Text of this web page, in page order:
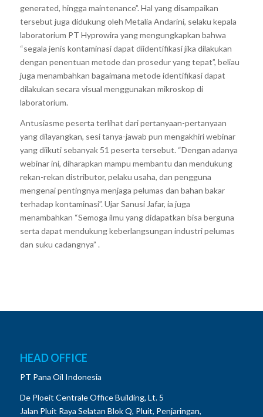
generated, hingga maintenance”. Hal yang disampaikan
tersebut juga didukung oleh Metalia Andarini, selaku kepala
laboratorium PT Hyprowira yang mengungkapkan bahwa
“segala jenis kontaminasi dapat diidentifikasi jika dilakukan
dengan penentuan metode dan prosedur yang tepat”, beliau
juga menambahkan bagaimana metode identifikasi dapat
dilakukan secara visual menggunakan mikroskop di
laboratorium.
Antusiasme peserta terlihat dari pertanyaan-pertanyaan
yang dilayangkan, sesi tanya-jawab pun mengakhiri webinar
yang diikuti sebanyak 51 peserta tersebut. “Dengan adanya
webinar ini, diharapkan mampu membantu dan mendukung
rekan-rekan distributor, pelaku usaha, dan pengguna
mengenai pentingnya menjaga pelumas dan bahan bakar
terhadap kontaminasi”. Ujar Sanusi Jafar, ia juga
menambahkan “Semoga ilmu yang didapatkan bisa berguna
serta dapat mendukung keberlangsungan industri pelumas
dan suku cadangnya” .
HEAD OFFICE
PT Pana Oil Indonesia
De Ploeit Centrale Office Building, Lt. 5
Jalan Pluit Raya Selatan Blok Q, Pluit, Penjaringan,